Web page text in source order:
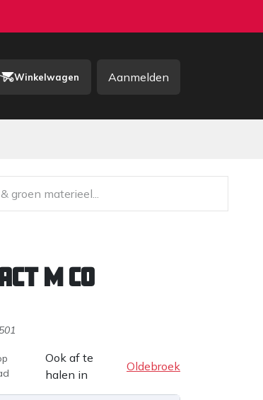
Winkelwagen Aanmelden
M CO
Ook af te
halen in
Oldebroek